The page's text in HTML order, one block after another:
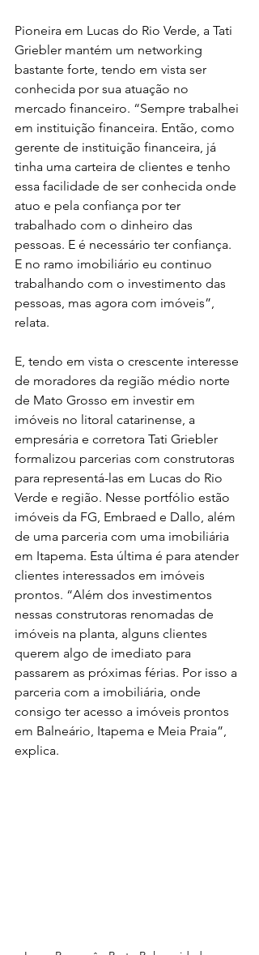
Pioneira em Lucas do Rio Verde, a Tati
Griebler mantém um networking
bastante forte, tendo em vista ser
conhecida por sua atuação no
mercado financeiro. “Sempre trabalhei
em instituição financeira. Então, como
gerente de instituição financeira, já
tinha uma carteira de clientes e tenho
essa facilidade de ser conhecida onde
atuo e pela confiança por ter
trabalhado com o dinheiro das
pessoas. E é necessário ter confiança.
E no ramo imobiliário eu continuo
trabalhando com o investimento das
pessoas, mas agora com imóveis”,
relata.
E, tendo em vista o crescente interesse
de moradores da região médio norte
de Mato Grosso em investir em
imóveis no litoral catarinense, a
empresária e corretora Tati Griebler
formalizou parcerias com construtoras
para representá-las em Lucas do Rio
Verde e região. Nesse portfólio estão
imóveis da FG, Embraed e Dallo, além
de uma parceria com uma imobiliária
em Itapema. Esta última é para atender
clientes interessados em imóveis
prontos. “Além dos investimentos
nessas construtoras renomadas de
imóveis na planta, alguns clientes
querem algo de imediato para
passarem as próximas férias. Por isso a
parceria com a imobiliária, onde
consigo ter acesso a imóveis prontos
em Balneário, Itapema e Meia Praia”,
explica.